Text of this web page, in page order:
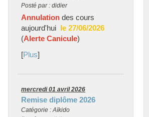
Posté par : didier
Annulation des cours
aujourd'hui le 27/06/2026
(Alerte Canicule)
[Plus]
mercredi 01 avril 2026
Remise diplôme 2026
Catégorie : Aïkido